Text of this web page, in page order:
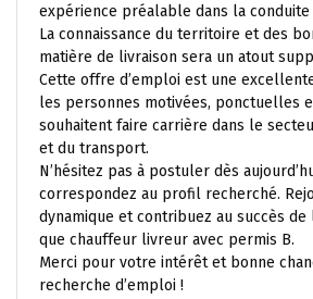
expérience préalable dans la
La connaissance du territoire et des
matière de livraison sera un atout
Cette offre d’emploi est une
les personnes motivées, ponctuelles
souhaitent faire carrière dans le
et du transport.
N’hésitez pas à postuler dès
correspondez au profil recherché.
dynamique et contribuez au succès
que chauffeur livreur avec permis B.
Merci pour votre intérêt et bonne
recherche d’emploi !